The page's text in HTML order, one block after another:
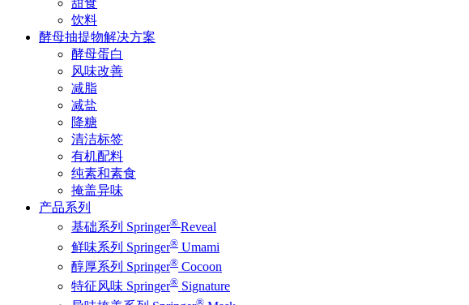
甜食
饮料
酵母抽提物解决方案
酵母蛋白
风味改善
减脂
减盐
降糖
清洁标签
有机配料
纯素和素食
掩盖异味
产品系列
基础系列 Springer® Reveal
鲜味系列 Springer® Umami
醇厚系列 Springer® Cocoon
特征风味 Springer® Signature
®